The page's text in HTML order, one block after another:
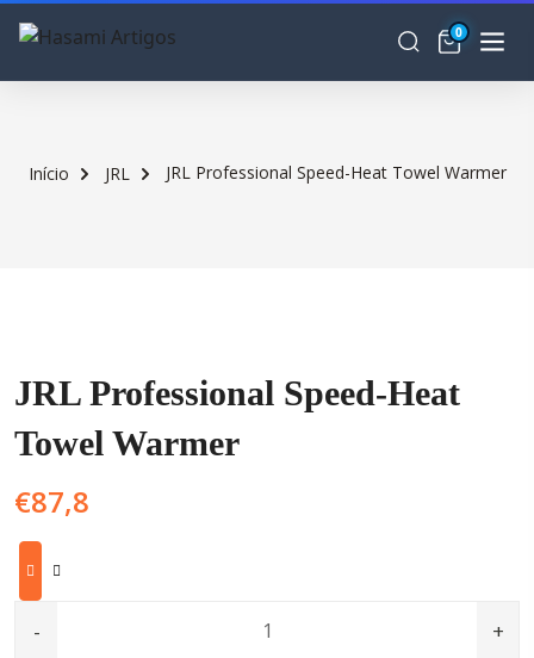
0
Início JRL JRL Professional Speed-Heat Towel Warmer
JRL Professional Speed-Heat
Towel Warmer
€87,8
JRL Professional Speed-Heat Towel Warmer quantity